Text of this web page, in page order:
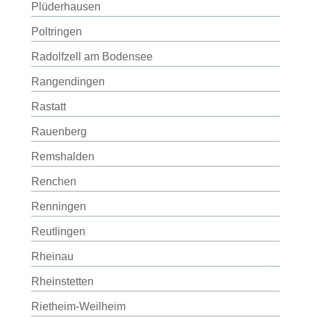
Plüderhausen
Poltringen
Radolfzell am Bodensee
Rangendingen
Rastatt
Rauenberg
Remshalden
Renchen
Renningen
Reutlingen
Rheinau
Rheinstetten
Rietheim-Weilheim